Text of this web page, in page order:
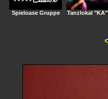
Spieloase Gruppe Tanzlokal "KA"